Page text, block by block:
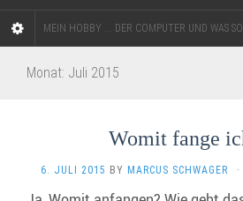
MEIN HOBBY ... DER COMPUTER UND WAS
Monat: Juli 2015
Womit fange
6. JULI 2015 BY MARCUS SCHWAGER ·